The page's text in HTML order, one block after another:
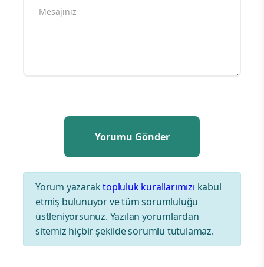
Yorum yazaraktopluluk kurallarımızı kabul
etmiş bulunuyor ve tüm sorumluluğu
üstleniyorsunuz. Yazılan yorumlardan
sitemiz hiçbir şekilde sorumlu tutulamaz.